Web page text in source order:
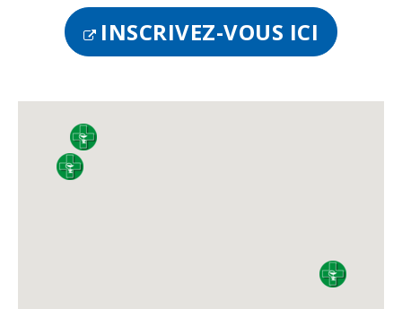
INSCRIVEZ-VOUS ICI